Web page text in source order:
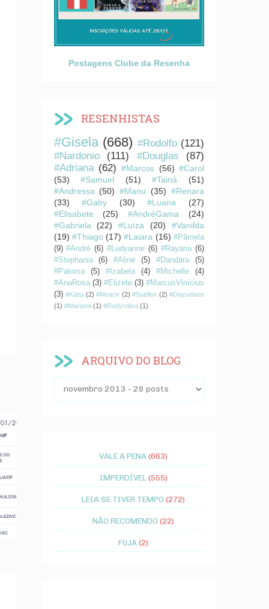
Postagens Clube da Resenha
RESENHISTAS
#Gisela (668) #Rodolfo (121)
#Nardonio
(111) #Douglas
(87)
#Adriana (62) #Marcos (56) #Carol
(53)
#Samuel (51) #Tainá
(51)
#Andressa (50) #Manu (35) #Renara
(33)
#Gaby (30) #Luana
(27)
#Elisabete
(25) #AndréGama
(24)
#Gabriela
(22) #Luíza (20)
#Vanilda
(19) #Thiago (17) #Laiara (16) #Pâmela
(9) #André (6) #Ludyanne (6) #Rayana (6)
#Stephania
(6) #Aline (5) #Dandára
(5)
#Paloma
(5) #Izabela (4) #Michelle
(4)
#AnaRosa (3) #Elizete (3) #MarcusVinícius
(3) #Kátia (2) #Moacir (2) #Suellen (2) #Dayselane
(1) #Mariana (1) #Rudynalva (1)
ARQUIVO DO BLOG
VALE A PENA (663)
IMPERDÍVEL (555)
LEIA SE TIVER TEMPO (272)
NÃO RECOMENDO (22)
FUJA (2)